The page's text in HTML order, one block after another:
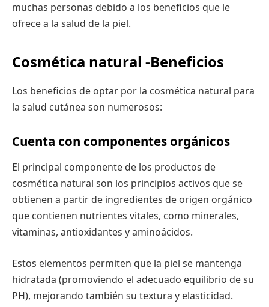
muchas personas debido a los beneficios que le
ofrece a la salud de la piel.
Cosmética natural -Beneficios
Los beneficios de optar por la cosmética natural para
la salud cutánea son numerosos:
Cuenta con componentes orgánicos
El principal componente de los productos de
cosmética natural son los principios activos que se
obtienen a partir de ingredientes de origen orgánico
que contienen nutrientes vitales, como minerales,
vitaminas, antioxidantes y aminoácidos.
Estos elementos permiten que la piel se mantenga
hidratada (promoviendo el adecuado equilibrio de su
PH), mejorando también su textura y elasticidad.